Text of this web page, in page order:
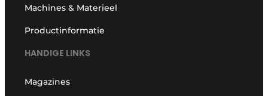
Machines & Materieel
Productinformatie
HANDIGE LINKS
Magazines